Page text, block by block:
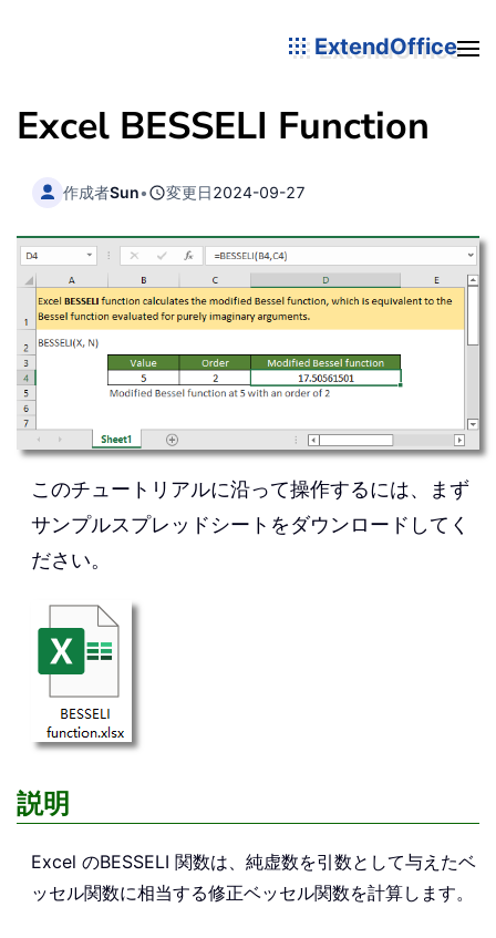
ExtendOffice
Excel BESSELI Function
作成者Sun• 変更日2024-09-27
このチュートリアルに沿って操作するには、まず
サンプルスプレッドシートをダウンロードしてく
ださい。
説明
Excel のBESSELI 関数は、純虚数を引数として与えたベ
ッセル関数に相当する修正ベッセル関数を計算します。